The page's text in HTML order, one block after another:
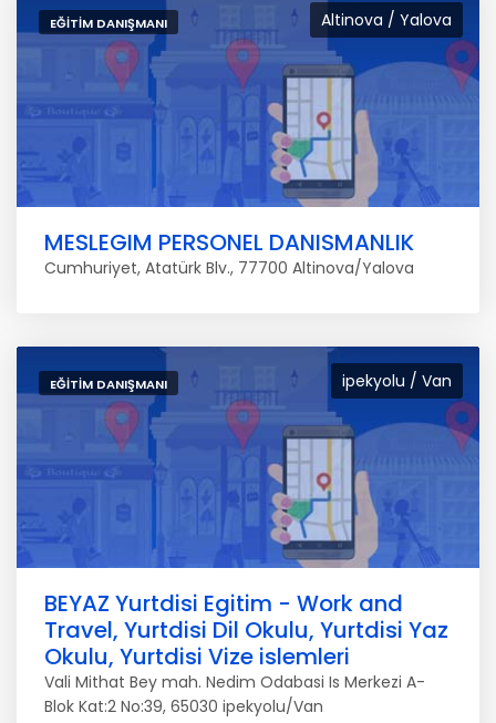
Altinova / Yalova
EĞITIM DANIŞMANI
MESLEGIM PERSONEL DANISMANLIK
Cumhuriyet, Atatürk Blv., 77700 Altinova/Yalova
ipekyolu / Van
EĞITIM DANIŞMANI
BEYAZ Yurtdisi Egitim - Work and
Travel, Yurtdisi Dil Okulu, Yurtdisi Yaz
Okulu, Yurtdisi Vize islemleri
Vali Mithat Bey mah. Nedim Odabasi Is Merkezi A-
Blok Kat:2 No:39, 65030 ipekyolu/Van